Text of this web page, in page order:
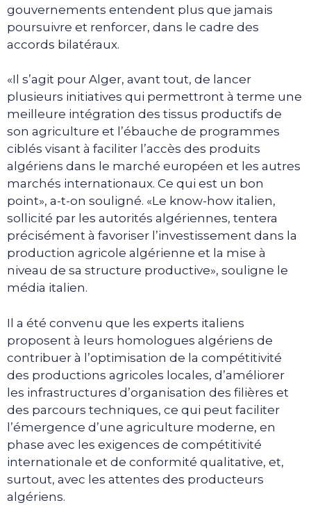
gouvernements entendent plus que jamais
poursuivre et renforcer, dans le cadre des
accords bilatéraux.
«Il s’agit pour Alger, avant tout, de lancer
plusieurs initiatives qui permettront à terme une
meilleure intégration des tissus productifs de
son agriculture et l’ébauche de programmes
ciblés visant à faciliter l’accès des produits
algériens dans le marché européen et les autres
marchés internationaux. Ce qui est un bon
point», a-t-on souligné. «Le know-how italien,
sollicité par les autorités algériennes, tentera
précisément à favoriser l’investissement dans la
production agricole algérienne et la mise à
niveau de sa structure productive», souligne le
média italien.
Il a été convenu que les experts italiens
proposent à leurs homologues algériens de
contribuer à l’optimisation de la compétitivité
des productions agricoles locales, d’améliorer
les infrastructures d’organisation des filières et
des parcours techniques, ce qui peut faciliter
l’émergence d’une agriculture moderne, en
phase avec les exigences de compétitivité
internationale et de conformité qualitative, et,
surtout, avec les attentes des producteurs
algériens.